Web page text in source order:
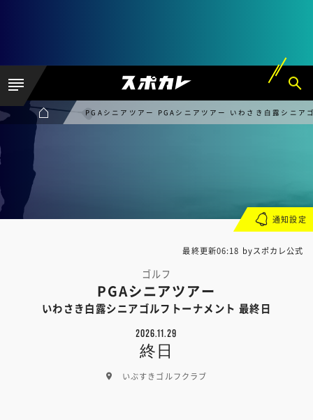
PGAシニアツアー PGAシニアツアー いわさき白露シニア
最終更新06:18 byスポカレ公式
ゴルフ
PGAシニアツアー
いわさき白露シニアゴルフトーナメント 最終日
2026.11.29
終日
いぶすきゴルフクラブ
通知設定